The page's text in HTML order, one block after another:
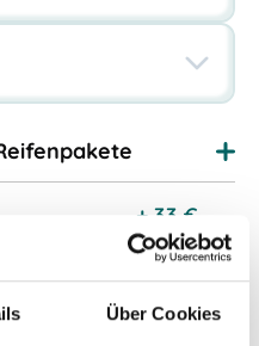
Über Cookies
+ 33 €
+53€